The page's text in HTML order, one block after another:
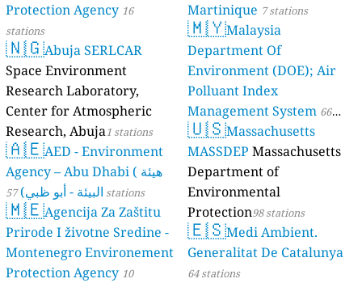
Protection Agency 16
stations
🇳🇬Abuja SERLCAR
Space Environment
Research Laboratory,
Center for Atmospheric
Research, Abuja1 stations
🇦🇪AED - Environment
Agency – Abu Dhabi ( هيئة
البيئة - أبو ظبي) 57 stations
🇲🇪Agencija Za Zaštitu
Prirode I životne Sredine -
Montenegro Environement
Protection Agency 10
Martinique 7 stations
🇲🇾Malaysia
Department Of
Environment (DOE); Air
Polluant Index
Management System 66
stations
🇺🇸Massachusetts
MASSDEP Massachusetts
Department of
Environmental
Protection98 stations
🇪🇸Medi Ambient.
Generalitat De Catalunya
64 stations